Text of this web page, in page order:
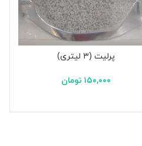
پرلیت (۳ لیتری)
۱۵۰,۰۰۰ تومان